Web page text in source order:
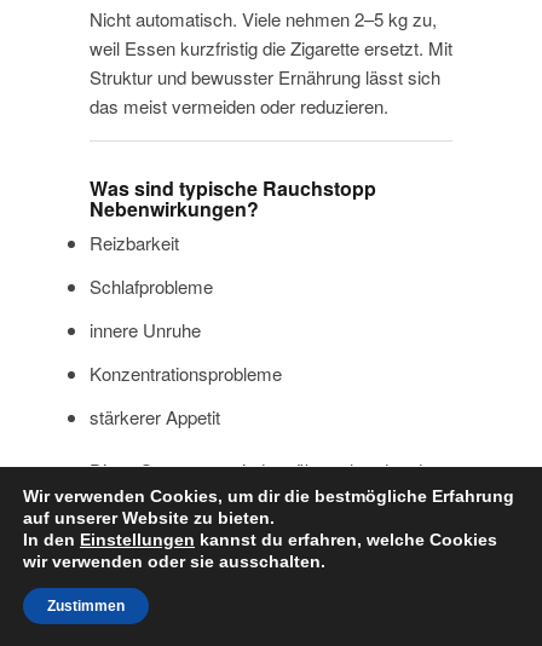
Nicht automatisch. Viele nehmen 2–5 kg zu,
weil Essen kurzfristig die Zigarette ersetzt. Mit
Struktur und bewusster Ernährung lässt sich
das meist vermeiden oder reduzieren.
Was sind typische Rauchstopp
Nebenwirkungen?
Reizbarkeit
Schlafprobleme
innere Unruhe
Konzentrationsprobleme
stärkerer Appetit
Diese Symptome sind vorübergehend und
normal.
Was tun bei Rückfällen?
Ein Rückfall bedeutet nicht, dass alles
Wir verwenden Cookies, um dir die bestmögliche Erfahrung
auf unserer Website zu bieten.
In den Einstellungen kannst du erfahren, welche Cookies
wir verwenden oder sie ausschalten.
Zustimmen